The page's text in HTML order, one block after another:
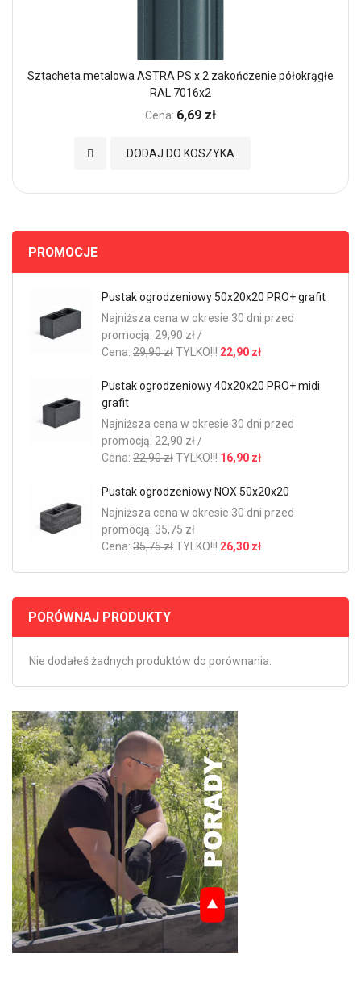
Sztacheta metalowa ASTRA PS x 2 zakończenie półokrągłe
RAL 7016x2
Cena: 6,69 zł
DODAJ DO KOSZYKA
Dodaj do Ulubionych
PROMOCJE
Pustak ogrodzeniowy 50x20x20 PRO+ grafit
Najniższa cena w okresie 30 dni przed
promocją: 29,90 zł /
Cena: 29,90 złTYLKO!!! 22,90 zł
Pustak ogrodzeniowy 40x20x20 PRO+ midi
grafit
Najniższa cena w okresie 30 dni przed
promocją: 22,90 zł /
Cena: 22,90 złTYLKO!!! 16,90 zł
Pustak ogrodzeniowy NOX 50x20x20
Najniższa cena w okresie 30 dni przed
promocją: 35,75 zł
Cena: 35,75 złTYLKO!!! 26,30 zł
PORÓWNAJ PRODUKTY
Nie dodałeś żadnych produktów do porównania.